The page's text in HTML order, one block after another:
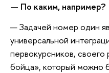
— По каким, например?
— Задачей номер один
универсальной
первокурсников,
бойца», который можно